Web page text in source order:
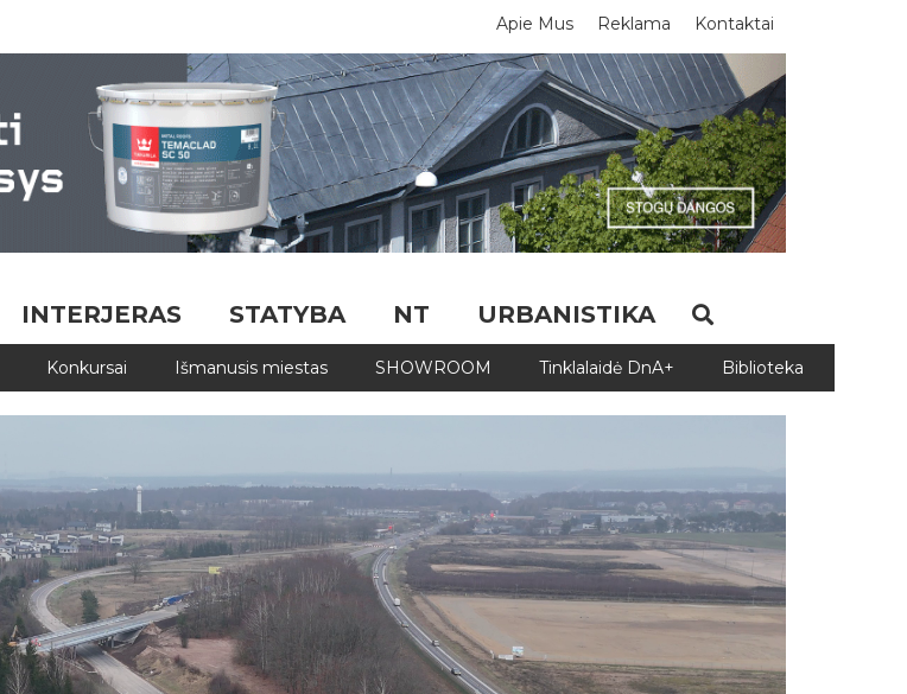
Apie Mus Reklama Kontaktai
INTERJERAS STATYBA NT URBANISTIKA
Konkursai Išmanusis miestas SHOWROOM Tinklalaidė DnA+ Biblioteka